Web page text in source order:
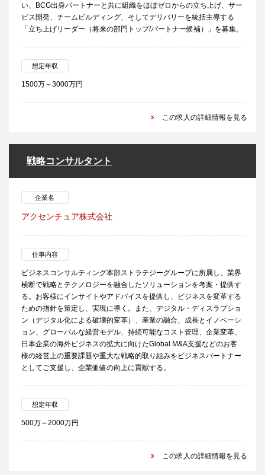
い、BCG出身パートナーと共に組織をほぼゼロからの立ち上げ、サー
ビス開発、チームビルディング、そしてデリバリーを統括主導する
「立ち上げリーダー（将来の部門トップ/パートナー候補）」を募集。
想定年収
1500万～3000万円
この求人の詳細情報を見る
戦略コンサルタント
企業名
アクセンチュア株式会社
仕事内容
ビジネスコンサルティング本部ストラテジーグループに所属し、業界
横断で戦略とテクノロジーを融合したソリューションを考案・提供す
る。お客様にインサイトやアドバイスを提供し、ビジネスを変革する
ための指針を策定し、実現に導く。また、デジタル・ディスラプショ
ン（デジタル化による破壊的変革）、産業の融合、成長とイノベーシ
ョン、グローバルな経営モデル、持続可能なコスト管理、企業変革、
日本企業の海外ビジネスの拡大に向けたGlobal M&A支援などのお客
様の経営上の重要課題や重大な戦略的取り組みをビジネスパートナー
としてご支援し、企業価値の向上に貢献する。
想定年収
500万～2000万円
この求人の詳細情報を見る